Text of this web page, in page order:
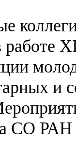
работе
и
СО РАН